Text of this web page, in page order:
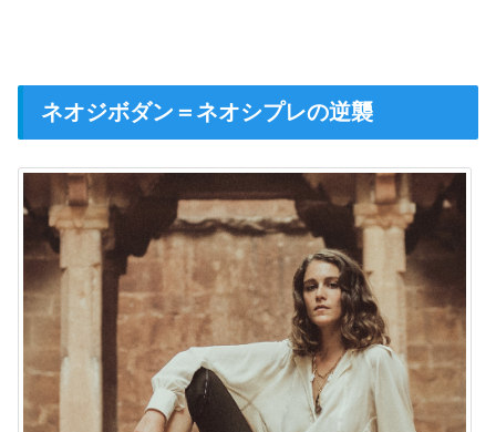
ネオジボダン＝ネオシプレの逆襲